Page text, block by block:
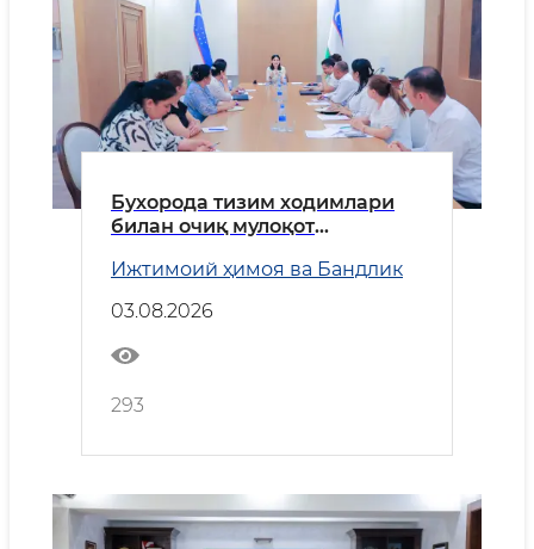
Бухорода тизим ходимлари
билан очиқ мулоқот
Ижтимоий ҳимоя ва Бандлик
03.08.2026
293